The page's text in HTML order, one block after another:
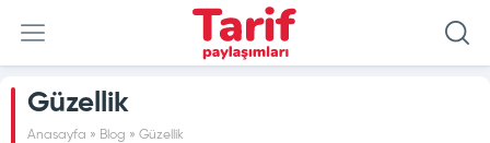
Güzellik
Anasayfa » Blog » Güzellik